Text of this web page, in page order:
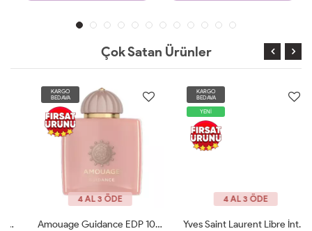
Çok Satan Ürünler
KARGO
BEDAVA
4 AL 3 ÖDE
Amouage Guidance EDP 100 Ml Tester
KARGO
BEDAVA
4 AL 3 ÖDE
Yves Saint Laurent Libre İntence Edp 90 Ml Tester